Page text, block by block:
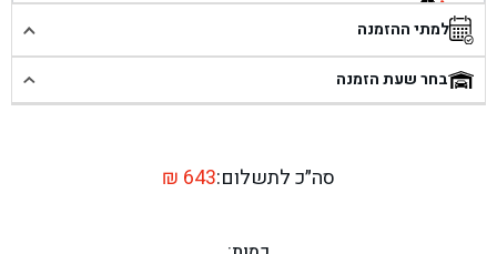
בן גל - פוריידיס, כניסה צפונית מול כביש 4 - פרדיס
בן גל - שכונת אזור תעשייה זעירה, עיילבון - עיילבון
בן גל - דרך השבעה 20, אזור - אזור
למתי ההזמנה
בחר שעת הזמנה
סה״כ לתשלום: ₪ 643